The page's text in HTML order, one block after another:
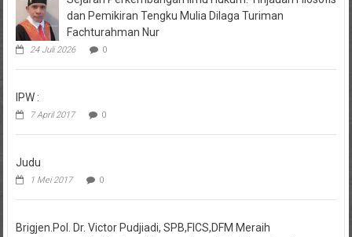
dan Pemikiran Tengku Mulia Dilaga Turiman
Fachturahman Nur
24 Juli 2026 0
IPW :
7 April 2017 0
Judu
1 Mei 2017 0
Brigjen.Pol. Dr. Victor Pudjiadi, SPB,FICS,DFM Meraih